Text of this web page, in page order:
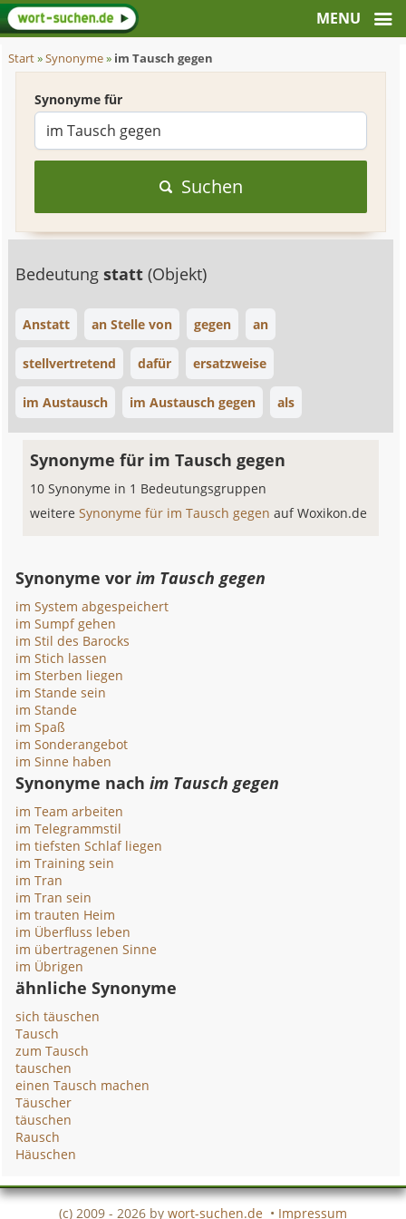
Start»Synonyme» im Tausch gegen
Synonyme für
Suchen
Bedeutungstatt(Objekt)
Anstatt an Stelle von gegen an
stellvertretend dafür ersatzweise
im Austausch im Austausch gegen als
Synonyme für im Tausch gegen
10 Synonyme in 1 Bedeutungsgruppen
weitereSynonyme für im Tausch gegenauf Woxikon.de
Synonyme vorim Tausch gegen
im System abgespeichert
im Sumpf gehen
im Stil des Barocks
im Stich lassen
im Sterben liegen
im Stande sein
im Stande
im Spaß
im Sonderangebot
im Sinne haben
Synonyme nachim Tausch gegen
im Team arbeiten
im Telegrammstil
im tiefsten Schlaf liegen
im Training sein
im Tran
im Tran sein
im trauten Heim
im Überfluss leben
im übertragenen Sinne
im Übrigen
ähnliche Synonyme
sich täuschen
Tausch
zum Tausch
tauschen
einen Tausch machen
Täuscher
täuschen
Rausch
Häuschen
(c) 2009 - 2026 by wort-suchen.de • Impressum